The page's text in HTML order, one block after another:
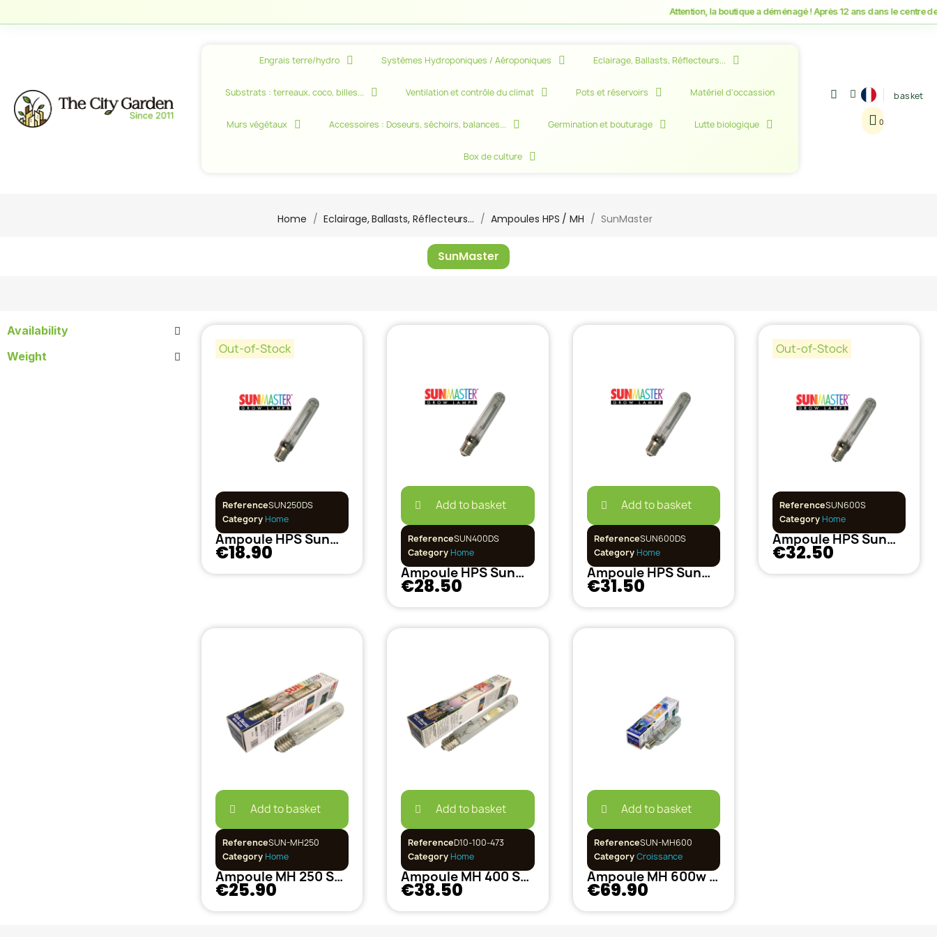
Attention, la boutique a déménagé ! Après 12 ans dans le centre de
Engrais terre/hydro Systèmes Hydroponiques / Aéroponiques Eclairage, Ballasts, Réflecteurs...
Substrats : terreaux, coco, billes... Ventilation et contrôle du climat Pots et réservoirs Matériel d'occassion
Murs végétaux Accessoires : Doseurs, séchoirs, balances... Germination et bouturage Lutte biologique
Box de culture
basket
Home Eclairage, Ballasts, Réflecteurs... Ampoules HPS / MH SunMaster
SunMaster
Availability
Weight
Out-of-Stock
ReferenceSUN250DS
CategoryHome
Ampoule HPS SunMaster 250w Dual Spectrum
€18.90
Add to basket
ReferenceSUN400DS
CategoryHome
Ampoule HPS SunMaster 400w Dual Spectrum
€28.50
Add to basket
ReferenceSUN600DS
CategoryHome
Ampoule HPS SunMaster 600w Dual Spectrum
€31.50
Out-of-Stock
ReferenceSUN600S
CategoryHome
Ampoule HPS SunMaster 600w SUPER Floraison
€32.50
Add to basket
ReferenceSUN-MH250
CategoryHome
Ampoule MH 250 SunMaster
€25.90
Add to basket
ReferenceD10-100-473
CategoryHome
Ampoule MH 400 SunMaster
€38.50
Add to basket
ReferenceSUN-MH600
CategoryCroissance
Ampoule MH 600w SunMaster
€69.90